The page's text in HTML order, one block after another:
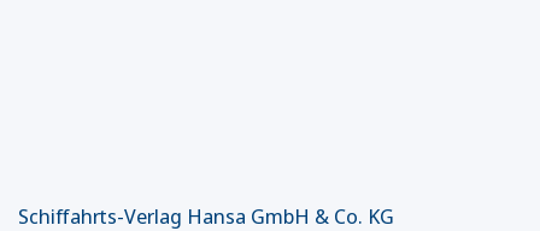
Schiffahrts-Verlag Hansa GmbH & Co. KG